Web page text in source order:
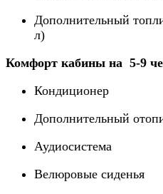
Дополнительный
л)
Комфорт кабины на 5-9
Кондиционер
Дополнительный
Аудиосистема
Велюровые сиденья